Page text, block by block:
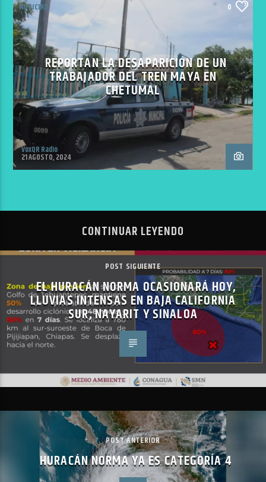
NOTICIAS 0
REPORTAN LA DESAPARICIÓN DE UN
TRABAJADOR DEL TREN MAYA EN
CHETUMAL
VoxQR Radio
21 AGOSTO, 2024
CONTINUAR LEYENDO
POST SIGUIENTE
EL HURACÁN NORMA OCASIONARÁ HOY,
LLUVIAS INTENSAS EN BAJA CALIFORNIA
SUR, NAYARIT Y SINALOA
POST ANTERIOR
HURACÁN NORMA YA ES CATEGORÍA 4